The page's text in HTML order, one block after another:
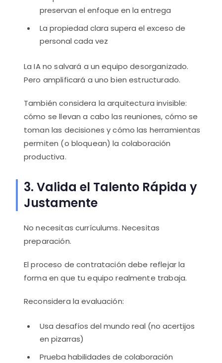
preservan el enfoque en la entrega
La propiedad clara supera el exceso de
personal cada vez
La IA no salvará a un equipo desorganizado.
Pero amplificará a uno bien estructurado.
También considera la arquitectura invisible:
cómo se llevan a cabo las reuniones, cómo se
toman las decisiones y cómo las herramientas
permiten (o bloquean) la colaboración
productiva.
3. Valida el Talento Rápida y
Justamente
No necesitas currículums. Necesitas
preparación.
El proceso de contratación debe reflejar la
forma en que tu equipo realmente trabaja.
Reconsidera la evaluación:
Usa desafíos del mundo real (no acertijos
en pizarras)
Prueba habilidades de colaboración